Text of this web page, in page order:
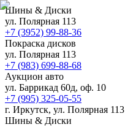
Шины & Диски
ул. Полярная 113
+7 (3952) 99-88-36
Покраска дисков
ул. Полярная 113
+7 (983) 699-88-68
Аукцион авто
ул. Баррикад 60д, оф. 10
+7 (995) 325-05-55
г. Иркутск, ул. Полярная 113
Шины & Диски